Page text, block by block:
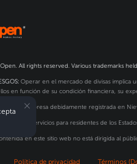
All rights reserved. Various trademarks
Operar en el mercado de divisas implica
en función de su condición financiera, su
, empresa debidamente registrada en
los servicios para residentes de los
en este sitio web no está dirigida al
Política de privacidad Términos